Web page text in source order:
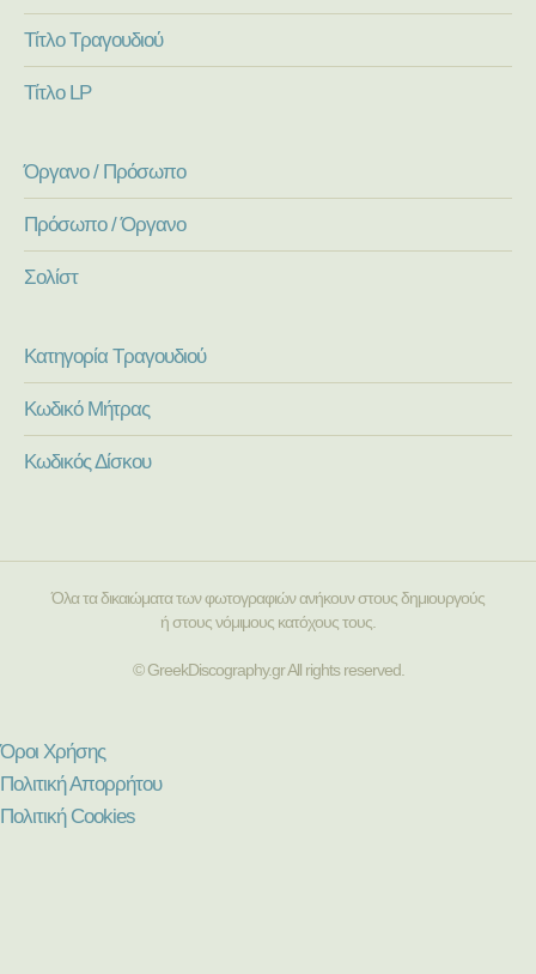
Τίτλο Τραγουδιού
Τίτλο LP
Όργανο / Πρόσωπο
Πρόσωπο / Όργανο
Σολίστ
Κατηγορία Τραγουδιού
Κωδικό Μήτρας
Κωδικός Δίσκου
Όλα τα δικαιώματα των φωτογραφιών ανήκουν στους δημιουργούς
ή στους νόμιμους κατόχους τους.
© GreekDiscography.gr All rights reserved.
Όροι Χρήσης
Πολιτική Απορρήτου
Πολιτική Cookies